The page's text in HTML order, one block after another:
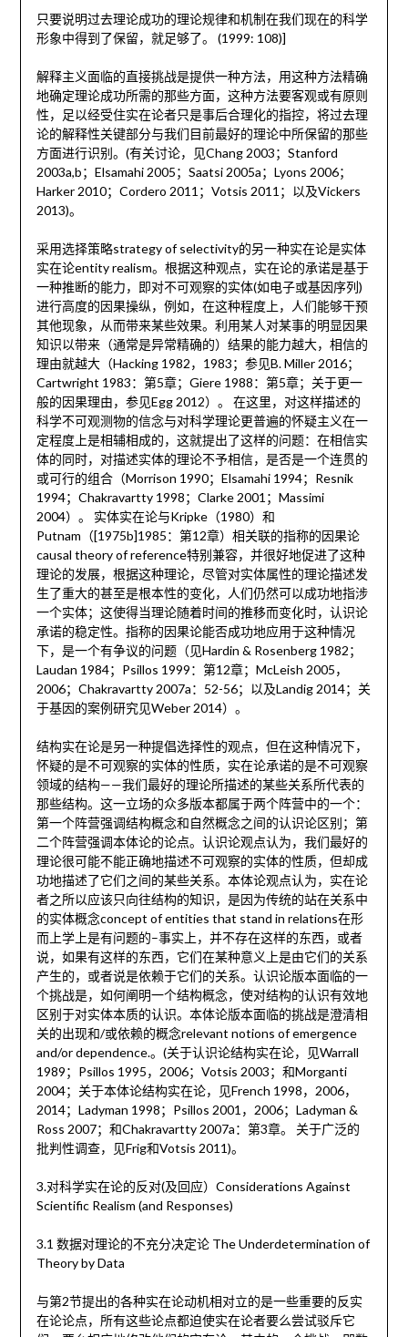
只要说明过去理论成功的理论规律和机制在我们现在的科学
形象中得到了保留，就足够了。 (1999: 108)]
解释主义面临的直接挑战是提供一种方法，用这种方法精确
地确定理论成功所需的那些方面，这种方法要客观或有原则
性，足以经受住实在论者只是事后合理化的指控，将过去理
论的解释性关键部分与我们目前最好的理论中所保留的那些
方面进行识别。(有关讨论，见Chang 2003；Stanford
2003a,b；Elsamahi 2005；Saatsi 2005a；Lyons 2006；
Harker 2010；Cordero 2011；Votsis 2011；以及Vickers
2013)。
采用选择策略strategy of selectivity的另一种实在论是实体
实在论entity realism。根据这种观点，实在论的承诺是基于
一种推断的能力，即对不可观察的实体(如电子或基因序列)
进行高度的因果操纵，例如，在这种程度上，人们能够干预
其他现象，从而带来某些效果。利用某人对某事的明显因果
知识以带来（通常是异常精确的）结果的能力越大，相信的
理由就越大（Hacking 1982，1983；参见B. Miller 2016；
Cartwright 1983：第5章；Giere 1988：第5章；关于更一
般的因果理由，参见Egg 2012）。 在这里，对这样描述的
科学不可观测物的信念与对科学理论更普遍的怀疑主义在一
定程度上是相辅相成的，这就提出了这样的问题：在相信实
体的同时，对描述实体的理论不予相信，是否是一个连贯的
或可行的组合（Morrison 1990；Elsamahi 1994；Resnik
1994；Chakravartty 1998；Clarke 2001；Massimi
2004）。 实体实在论与Kripke（1980）和
Putnam（[1975b]1985：第12章）相关联的指称的因果论
causal theory of reference特别兼容，并很好地促进了这种
理论的发展，根据这种理论，尽管对实体属性的理论描述发
生了重大的甚至是根本性的变化，人们仍然可以成功地指涉
一个实体；这使得当理论随着时间的推移而变化时，认识论
承诺的稳定性。指称的因果论能否成功地应用于这种情况
下，是一个有争议的问题（见Hardin & Rosenberg 1982；
Laudan 1984；Psillos 1999：第12章；McLeish 2005，
2006；Chakravartty 2007a：52-56；以及Landig 2014；关
于基因的案例研究见Weber 2014）。
结构实在论是另一种提倡选择性的观点，但在这种情况下，
怀疑的是不可观察的实体的性质，实在论承诺的是不可观察
领域的结构——我们最好的理论所描述的某些关系所代表的
那些结构。这一立场的众多版本都属于两个阵营中的一个：
第一个阵营强调结构概念和自然概念之间的认识论区别；第
二个阵营强调本体论的论点。认识论观点认为，我们最好的
理论很可能不能正确地描述不可观察的实体的性质，但却成
功地描述了它们之间的某些关系。本体论观点认为，实在论
者之所以应该只向往结构的知识，是因为传统的站在关系中
的实体概念concept of entities that stand in relations在形
而上学上是有问题的–事实上，并不存在这样的东西，或者
说，如果有这样的东西，它们在某种意义上是由它们的关系
产生的，或者说是依赖于它们的关系。认识论版本面临的一
个挑战是，如何阐明一个结构概念，使对结构的认识有效地
区别于对实体本质的认识。本体论版本面临的挑战是澄清相
关的出现和/或依赖的概念relevant notions of emergence
and/or dependence.。(关于认识论结构实在论，见Warrall
1989；Psillos 1995，2006；Votsis 2003；和Morganti
2004；关于本体论结构实在论，见French 1998，2006，
2014；Ladyman 1998；Psillos 2001，2006；Ladyman &
Ross 2007；和Chakravartty 2007a：第3章。 关于广泛的
批判性调查，见Frig和Votsis 2011)。
3.对科学实在论的反对(及回应）Considerations Against
Scientific Realism (and Responses)
3.1 数据对理论的不充分决定论 The Underdetermination of
Theory by Data
与第2节提出的各种实在论动机相对立的是一些重要的反实
在论论点，所有这些论点都迫使实在论者要么尝试驳斥它